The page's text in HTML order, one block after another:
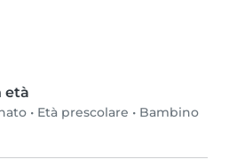
età
• Età prescolare • Bambino